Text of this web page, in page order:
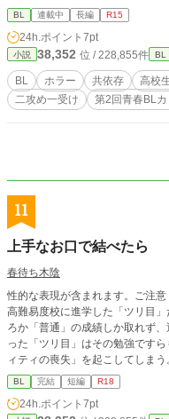
稿しております。
BL 連載中 長編 R15
24h.ポイント 7pt
小説 38,352 位 / 228,855件 BL
BL ホラー 共依存 高校
二攻め一受け
第2回青春BL
11
上手なお口で結べたら
春待ち木陰
性的な表現が含まれます。ご注
高難易度校に進学した「ツリ目
ろか「普通」の成績しか取れず
った「ツリ目」はその勉強です
ィティの喪失」を起こしてしま
然、再会した「ゴリ」は持ち前
結ぶのが上手かった」「勉強だ
強の取り柄だろうが。凄いぞ。
BL 完結 短編 R18
24h.ポイント 7pt